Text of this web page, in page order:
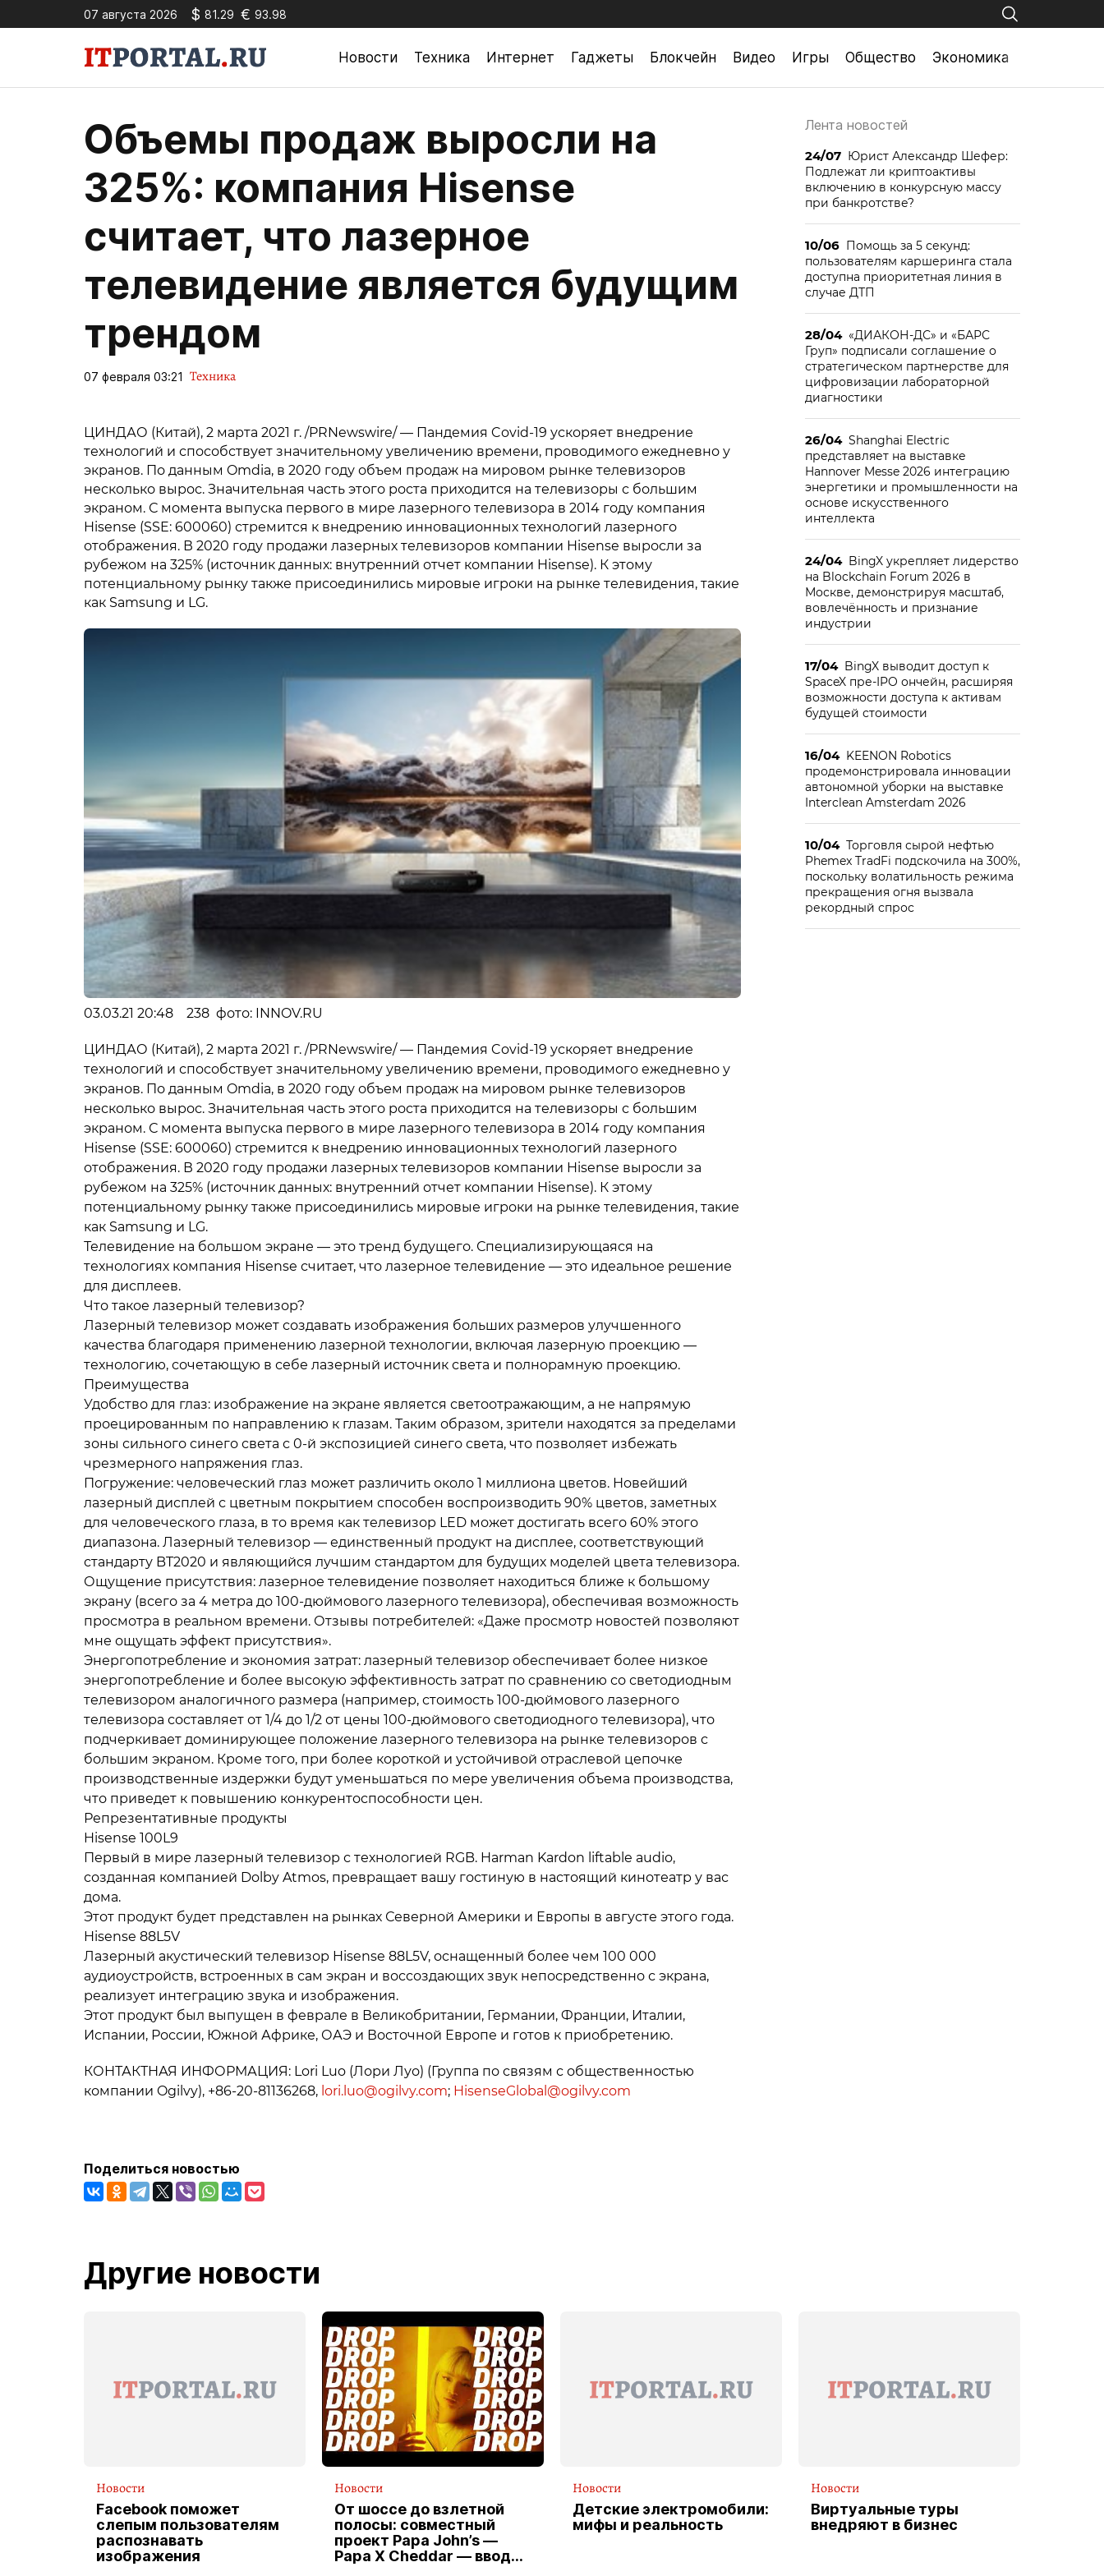
07 августа 2026 $ 81.29 € 93.98
Новости Техника Интернет Гаджеты Блокчейн Видео Игры Общество Экономика
Объемы продаж выросли на
325%: компания Hisense
считает, что лазерное
телевидение является будущим
трендом
07 февраля 03:21 Техника
ЦИНДАО (Китай), 2 марта 2021 г. /PRNewswire/ — Пандемия Covid-19 ускоряет внедрение
технологий и способствует значительному увеличению времени, проводимого ежедневно у
экранов. По данным Omdia, в 2020 году объем продаж на мировом рынке телевизоров
несколько вырос. Значительная часть этого роста приходится на телевизоры с большим
экраном. С момента выпуска первого в мире лазерного телевизора в 2014 году компания
Hisense (SSE: 600060) стремится к внедрению инновационных технологий лазерного
отображения. В 2020 году продажи лазерных телевизоров компании Hisense выросли за
рубежом на 325% (источник данных: внутренний отчет компании Hisense). К этому
потенциальному рынку также присоединились мировые игроки на рынке телевидения, такие
как Samsung и LG.
03.03.21 20:48 238 фото: INNOV.RU
ЦИНДАО (Китай), 2 марта 2021 г. /PRNewswire/ — Пандемия Covid-19 ускоряет внедрение
технологий и способствует значительному увеличению времени, проводимого ежедневно у
экранов. По данным Omdia, в 2020 году объем продаж на мировом рынке телевизоров
несколько вырос. Значительная часть этого роста приходится на телевизоры с большим
экраном. С момента выпуска первого в мире лазерного телевизора в 2014 году компания
Hisense (SSE: 600060) стремится к внедрению инновационных технологий лазерного
отображения. В 2020 году продажи лазерных телевизоров компании Hisense выросли за
рубежом на 325% (источник данных: внутренний отчет компании Hisense). К этому
потенциальному рынку также присоединились мировые игроки на рынке телевидения, такие
как Samsung и LG.
Телевидение на большом экране — это тренд будущего. Специализирующаяся на
технологиях компания Hisense считает, что лазерное телевидение — это идеальное решение
для дисплеев.
Что такое лазерный телевизор?
Лазерный телевизор может создавать изображения больших размеров улучшенного
качества благодаря применению лазерной технологии, включая лазерную проекцию —
технологию, сочетающую в себе лазерный источник света и полнорамную проекцию.
Преимущества
Удобство для глаз: изображение на экране является светоотражающим, а не напрямую
проецированным по направлению к глазам. Таким образом, зрители находятся за пределами
зоны сильного синего света с 0-й экспозицией синего света, что позволяет избежать
чрезмерного напряжения глаз.
Погружение: человеческий глаз может различить около 1 миллиона цветов. Новейший
лазерный дисплей с цветным покрытием способен воспроизводить 90% цветов, заметных
для человеческого глаза, в то время как телевизор LED может достигать всего 60% этого
диапазона. Лазерный телевизор — единственный продукт на дисплее, соответствующий
стандарту BT2020 и являющийся лучшим стандартом для будущих моделей цвета телевизора.
Ощущение присутствия: лазерное телевидение позволяет находиться ближе к большому
экрану (всего за 4 метра до 100-дюймового лазерного телевизора), обеспечивая возможность
просмотра в реальном времени. Отзывы потребителей: «Даже просмотр новостей позволяют
мне ощущать эффект присутствия».
Энергопотребление и экономия затрат: лазерный телевизор обеспечивает более низкое
энергопотребление и более высокую эффективность затрат по сравнению со светодиодным
телевизором аналогичного размера (например, стоимость 100-дюймового лазерного
телевизора составляет от 1/4 до 1/2 от цены 100-дюймового светодиодного телевизора), что
подчеркивает доминирующее положение лазерного телевизора на рынке телевизоров с
большим экраном. Кроме того, при более короткой и устойчивой отраслевой цепочке
производственные издержки будут уменьшаться по мере увеличения объема производства,
что приведет к повышению конкурентоспособности цен.
Репрезентативные продукты
Hisense 100L9
Первый в мире лазерный телевизор с технологией RGB. Harman Kardon liftable audio,
созданная компанией Dolby Atmos, превращает вашу гостиную в настоящий кинотеатр у вас
дома.
Этот продукт будет представлен на рынках Северной Америки и Европы в августе этого года.
Hisense 88L5V
Лазерный акустический телевизор Hisense 88L5V, оснащенный более чем 100 000
аудиоустройств, встроенных в сам экран и воссоздающих звук непосредственно с экрана,
реализует интеграцию звука и изображения.
Этот продукт был выпущен в феврале в Великобритании, Германии, Франции, Италии,
Испании, России, Южной Африке, ОАЭ и Восточной Европе и готов к приобретению.
КОНТАКТНАЯ ИНФОРМАЦИЯ: Lori Luo (Лори Луо) (Группа по связям с общественностью
компании Ogilvy), +86-20-81136268, lori.luo@ogilvy.com; HisenseGlobal@ogilvy.com
Поделиться новостью
Лента новостей
24/07 Юрист Александр Шефер:
Подлежат ли криптоактивы
включению в конкурсную массу
при банкротстве?
10/06 Помощь за 5 секунд:
пользователям каршеринга стала
доступна приоритетная линия в
случае ДТП
28/04 «ДИАКОН-ДС» и «БАРС
Груп» подписали соглашение о
стратегическом партнерстве для
цифровизации лабораторной
диагностики
26/04 Shanghai Electric
представляет на выставке
Hannover Messe 2026 интеграцию
энергетики и промышленности на
основе искусственного
интеллекта
24/04 BingX укрепляет лидерство
на Blockchain Forum 2026 в
Москве, демонстрируя масштаб,
вовлечённость и признание
индустрии
17/04 BingX выводит доступ к
SpaceX пре-IPO ончейн, расширяя
возможности доступа к активам
будущей стоимости
16/04 KEENON Robotics
продемонстрировала инновации
автономной уборки на выставке
Interclean Amsterdam 2026
10/04 Торговля сырой нефтью
Phemex TradFi подскочила на 300%,
поскольку волатильность режима
прекращения огня вызвала
рекордный спрос
Другие новости
Новости
Facebook поможет
слепым пользователям
распознавать
изображения
Новости
От шоссе до взлетной
полосы: совместный
проект Papa John’s —
Papa X Cheddar — вводит
Новости
Детские электромобили:
мифы и реальность
Новости
Виртуальные туры
внедряют в бизнес